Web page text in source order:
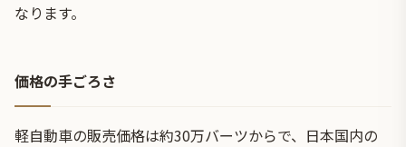
なります。
価格の手ごろさ
軽自動車の販売価格は約30万バーツからで、日本国内の